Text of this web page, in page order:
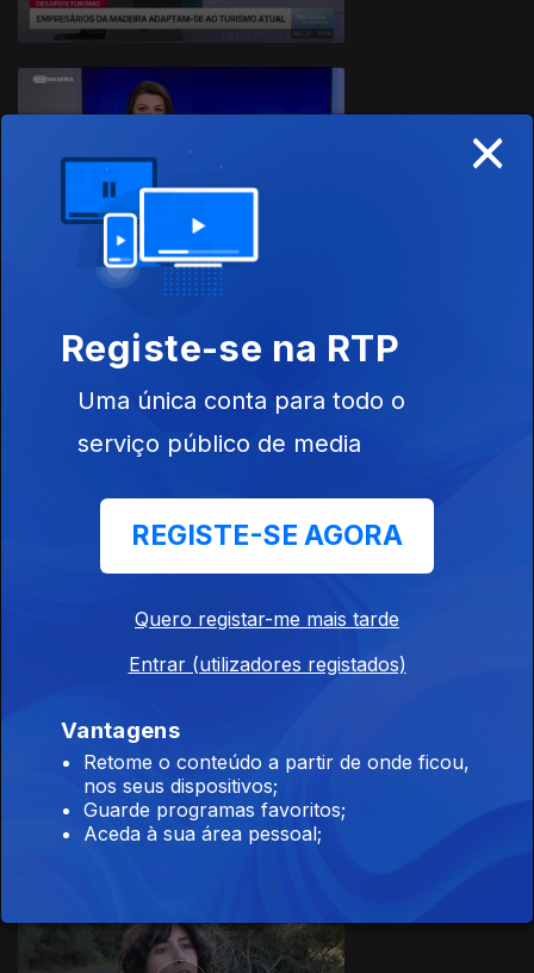
25 fev. 2026
24 fev. 2026
23 fev. 2026
×
Registe-se na RTP
Uma única conta para todo o
serviço público de media
REGISTE-SE AGORA
Quero registar-me mais tarde
Entrar (utilizadores registados)
Vantagens
Retome o conteúdo a partir de onde ficou,
nos seus dispositivos;
Guarde programas favoritos;
Aceda à sua área pessoal;